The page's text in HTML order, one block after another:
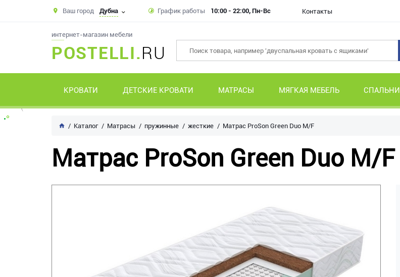
Ваш город Дубна График работы 10:00 - 22:00, Пн-Вс Контакты
интернет-магазин мебели
POSTELLI.RU
КРОВАТИ ДЕТСКИЕ КРОВАТИ МАТРАСЫ МЯГКАЯ МЕБЕЛЬ СПАЛЬНИ
Каталог Матрасы пружинные жесткие Матрас ProSon Green Duo M/F
Матрас ProSon Green Duo M/F